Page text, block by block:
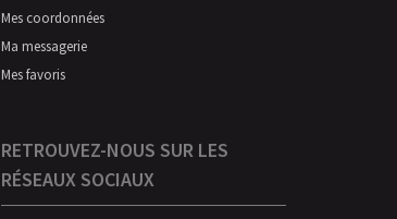
Mes coordonnées
Ma messagerie
Mes favoris
RETROUVEZ-NOUS SUR LES
RÉSEAUX SOCIAUX